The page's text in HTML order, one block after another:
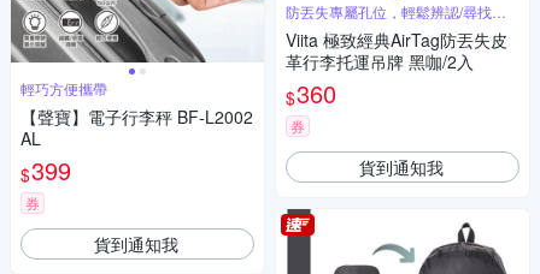
輕巧方便攜帶
【聲寶】電子行李秤 BF-L2002
AL
$399
券
貨到通知我
防丟失專屬孔位，輕鬆辨認/尋找行
李箱
Viita 極致經典AirTag防丟失皮
革行李托運吊牌 黑咖/2入
$360
券
貨到通知我